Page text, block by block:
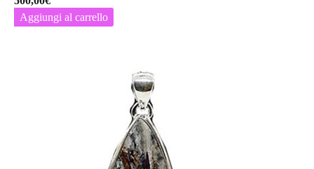
Aggiungi al carrello